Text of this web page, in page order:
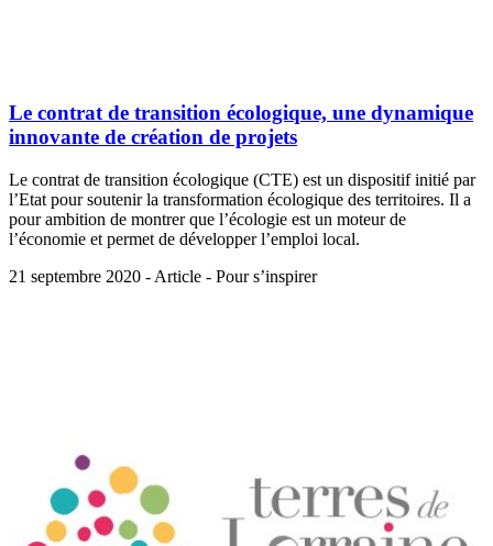
Le contrat de transition écologique, une dynamique
innovante de création de projets
Le contrat de transition écologique (CTE) est un dispositif initié par
l’Etat pour soutenir la transformation écologique des territoires. Il a
pour ambition de montrer que l’écologie est un moteur de
l’économie et permet de développer l’emploi local.
21 septembre 2020 - Article - Pour s’inspirer